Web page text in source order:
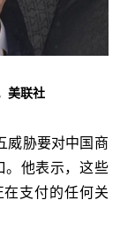
美联社
威胁要对中国商
。他表示，这些
在支付的任何关